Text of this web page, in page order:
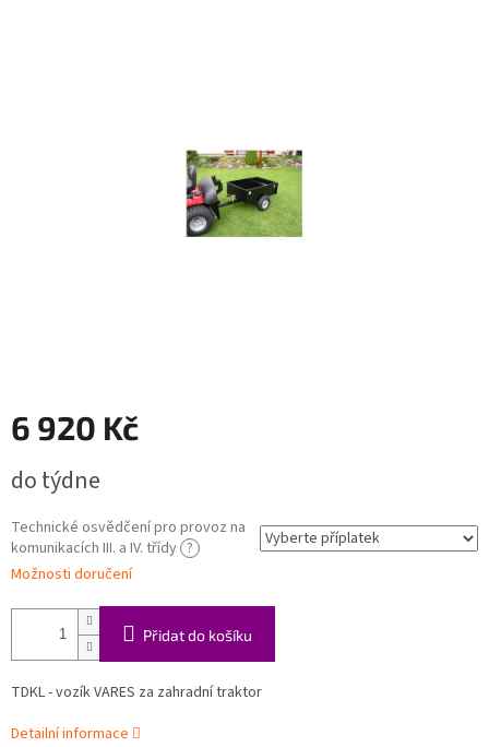
6 920 Kč
cena:
do týdne
Technické osvědčení pro provoz na
komunikacích III. a IV. třídy ?
Možnosti doručení
Přidat do košíku
TDKL - vozík VARES za zahradní traktor
Detailní informace